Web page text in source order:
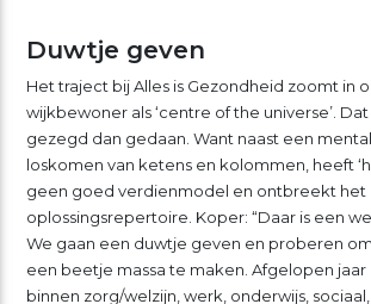
Duwtje geven
Het traject bij Alles is Gezondheid zoomt in
wijkbewoner als ‘centre of the universe’.
gezegd dan gedaan. Want naast een
loskomen van ketens en kolommen, heeft
geen goed verdienmodel en ontbreekt het
oplossingsrepertoire. Koper: “Daar is een
We gaan een duwtje geven en proberen
een beetje massa te maken. Afgelopen
binnen zorg/welzijn, werk, onderwijs,